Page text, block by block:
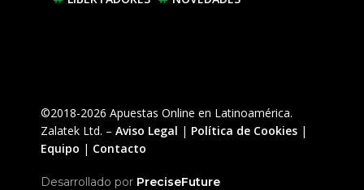
©2018-2026 Apuestas Online en Latinoamérica.
Zalatek Ltd. – Aviso Legal | Política de Cookies |
Equipo | Contacto
Desarrollado por PreciseFuture